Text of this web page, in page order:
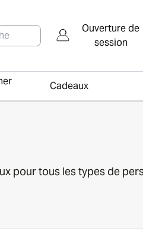
Ouverture de
session
Cadeaux
pour tous les types de